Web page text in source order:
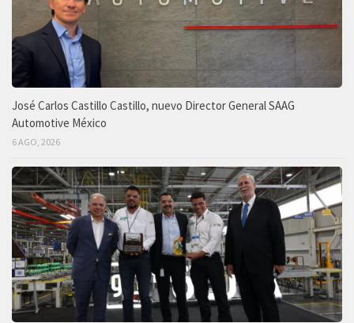
José Carlos Castillo Castillo, nuevo Director General SAAG
Automotive México
6 AGO, 2026